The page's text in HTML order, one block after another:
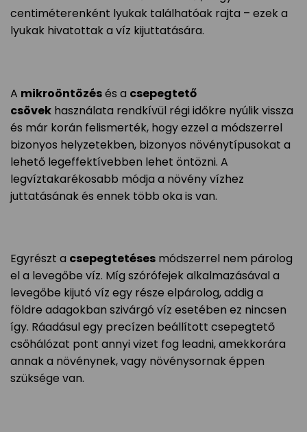
centiméterenként lyukak találhatóak rajta – ezek a
lyukak hivatottak a víz kijuttatására.
A mikroöntözésés a csepegtető
csövek használata rendkívül régi időkre nyúlik vissza
és már korán felismerték, hogy ezzel a módszerrel
bizonyos helyzetekben, bizonyos növénytípusokat a
lehető legeffektívebben lehet öntözni. A
legvíztakarékosabb módja a növény vízhez
juttatásának és ennek több oka is van.
Egyrészt a csepegtetéses módszerrel nem párolog
el a levegőbe víz. Míg szórófejek alkalmazásával a
levegőbe kijutó víz egy része elpárolog, addig a
földre adagokban szivárgó víz esetében ez nincsen
így. Ráadásul egy precízen beállított csepegtető
csőhálózat pont annyi vizet fog leadni, amekkorára
annak a növénynek, vagy növénysornak éppen
szüksége van.